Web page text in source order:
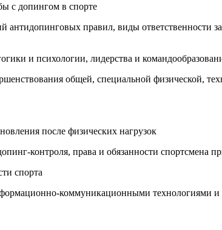
с допингом в спорте
правил, виды ответственности
и психологии, лидерства и
общей, специальной физической,
после физических нагрузок
контроля, права и обязанности спортсмена
спорта
коммуникационными технологиями и